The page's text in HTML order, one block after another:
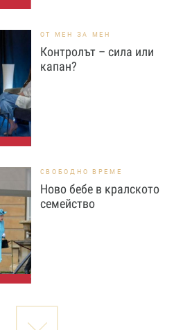
ОТ МЕН ЗА МЕН
Контролът – сила или
капан?
СВОБОДНО ВРЕМЕ
Ново бебе в кралското
семейство